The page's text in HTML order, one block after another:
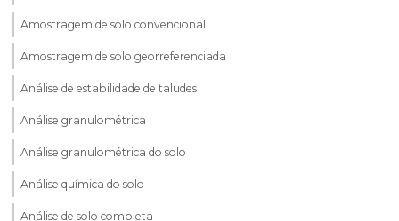
Amostragem de solo convencional
Amostragem de solo georreferenciada
Análise de estabilidade de taludes
Análise granulométrica
Análise granulométrica do solo
Análise química do solo
Análise de solo completa